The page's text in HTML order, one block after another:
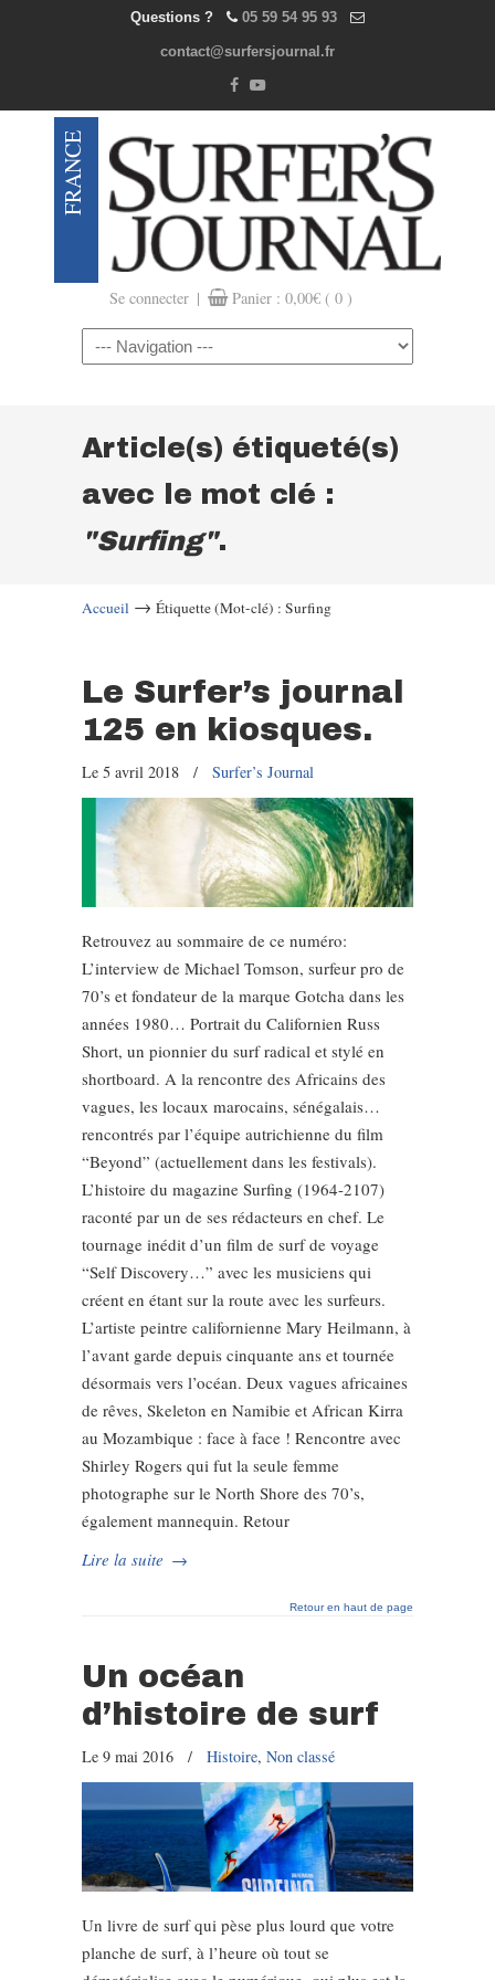
Questions ? 05 59 54 95 93
contact@surfersjournal.fr
Se connecter | Panier : 0,00€ ( 0 )
Navigation
Article(s) étiqueté(s)
avec le mot clé :
"Surfing".
Accueil → Étiquette (Mot-clé) : Surfing
Le Surfer’s journal
125 en kiosques.
Le 5 avril 2018 / Surfer’s Journal
Retrouvez au sommaire de ce numéro:
L’interview de Michael Tomson, surfeur pro de
70’s et fondateur de la marque Gotcha dans les
années 1980… Portrait du Californien Russ
Short, un pionnier du surf radical et stylé en
shortboard. A la rencontre des Africains des
vagues, les locaux marocains, sénégalais…
rencontrés par l’équipe autrichienne du film
“Beyond” (actuellement dans les festivals).
L’histoire du magazine Surfing (1964-2107)
raconté par un de ses rédacteurs en chef. Le
tournage inédit d’un film de surf de voyage
“Self Discovery…” avec les musiciens qui
créent en étant sur la route avec les surfeurs.
L’artiste peintre californienne Mary Heilmann, à
l’avant garde depuis cinquante ans et tournée
désormais vers l’océan. Deux vagues africaines
de rêves, Skeleton en Namibie et African Kirra
au Mozambique : face à face ! Rencontre avec
Shirley Rogers qui fut la seule femme
photographe sur le North Shore des 70’s,
également mannequin. Retour
Lire la suite →
Retour en haut de page
Un océan
d’histoire de surf
Le 9 mai 2016 / Histoire, Non classé
Un livre de surf qui pèse plus lourd que votre
planche de surf, à l’heure où tout se